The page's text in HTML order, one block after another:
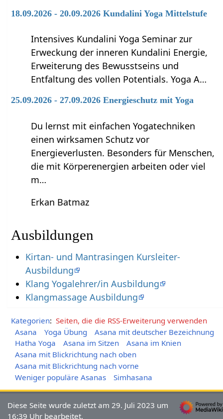
18.09.2026 - 20.09.2026 Kundalini Yoga Mittelstufe
Intensives Kundalini Yoga Seminar zur
Erweckung der inneren Kundalini Energie,
Erweiterung des Bewusstseins und
Entfaltung des vollen Potentials. Yoga A…
25.09.2026 - 27.09.2026 Energieschutz mit Yoga
Du lernst mit einfachen Yogatechniken
einen wirksamen Schutz vor
Energieverlusten. Besonders für Menschen,
die mit Körperenergien arbeiten oder viel
m…
Erkan Batmaz
Ausbildungen
Kirtan- und Mantrasingen Kursleiter-
Ausbildung
Klang Yogalehrer/in Ausbildung
Klangmassage Ausbildung
Kategorien: Seiten, die die RSS-Erweiterung verwenden
Asana
Yoga Übung
Asana mit deutscher Bezeichnung
Hatha Yoga
Asana im Sitzen
Asana im Knien
Asana mit Blickrichtung nach oben
Asana mit Blickrichtung nach vorne
Weniger populäre Asanas
Simhasana
Diese Seite wurde zuletzt am 29. Juli 2023 um
16:39 Uhr bearbeitet.